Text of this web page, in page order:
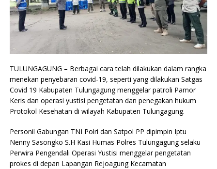
TULUNGAGUNG – Berbagai cara telah dilakukan dalam rangka
menekan penyebaran covid-19, seperti yang dilakukan Satgas
Covid 19 Kabupaten Tulungagung menggelar patroli Pamor
Keris dan operasi yustisi pengetatan dan penegakan hukum
Protokol Kesehatan di wilayah Kabupaten Tulungagung.
Personil Gabungan TNI Polri dan Satpol PP dipimpin Iptu
Nenny Sasongko S.H Kasi Humas Polres Tulungagung selaku
Perwira Pengendali Operasi Yustisi menggelar pengetatan
prokes di depan Lapangan Rejoagung Kecamatan